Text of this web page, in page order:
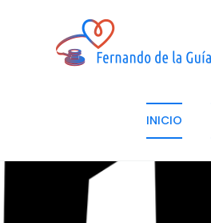
INICIO